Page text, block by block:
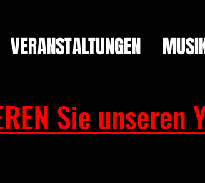
Sie unseren
VERANSTALTUNGEN